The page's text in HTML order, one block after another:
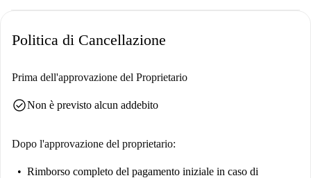
Politica di Cancellazione
Prima dell'approvazione del Proprietario
check_circleNon è previsto alcun addebito
Dopo l'approvazione del proprietario:
Rimborso completo del pagamento iniziale in caso di